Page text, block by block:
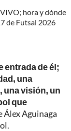
hora y dónde
de Futsal 2026
entrada de él;
una
una visión, un
que
Álex Aguinaga